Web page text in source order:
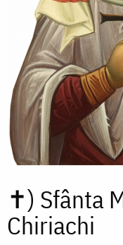
✝) Sfânta
Chiriachi